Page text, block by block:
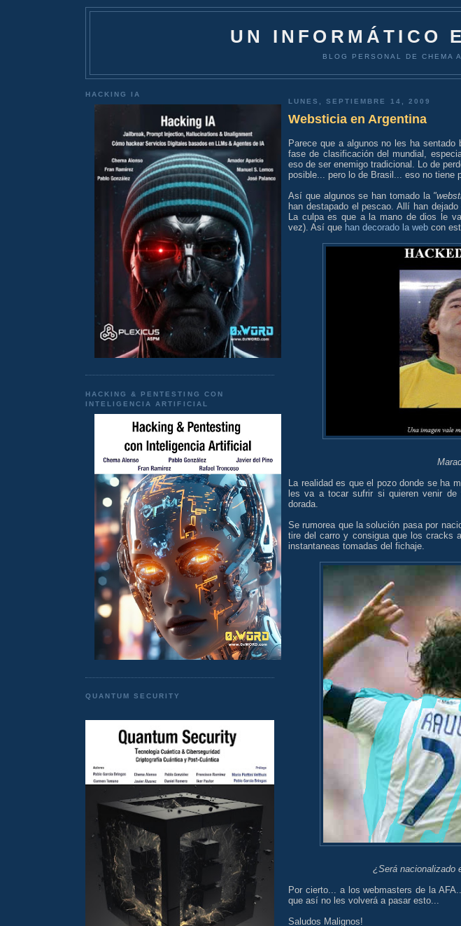
UN INFORMÁTICO
BLOG PERSONAL DE CHEMA
HACKING IA
HACKING & PENTESTING CON
INTELIGENCIA ARTIFICIAL
QUANTUM SECURITY
LUNES, SEPTIEMBRE 14, 2009
Websticia en Argentina
Parece que a algunos no les ha
fase de clasificación del mundial,
eso de ser enemigo tradicional. Lo de
posible... pero lo de Brasil... eso no tiene
Así que algunos se han tomado la
han destapado el pescao. Allí han dejado
La culpa es que a la mano de dios le
vez). Así que han decorado la web con
La realidad es que el pozo donde se ha
les va a tocar sufrir si quieren venir
dorada.
Se rumorea que la solución pasa por
tire del carro y consigua que los cracks
instantaneas tomadas del fichaje.
¿Será nacionalizado
Por cierto... a los webmasters de la
que así no les volverá a pasar esto...
Saludos Malignos!